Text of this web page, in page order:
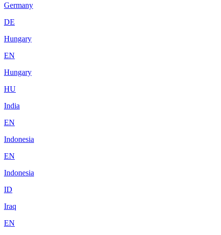
Germany
DE
Hungary
EN
Hungary
HU
India
EN
Indonesia
EN
Indonesia
ID
Iraq
EN